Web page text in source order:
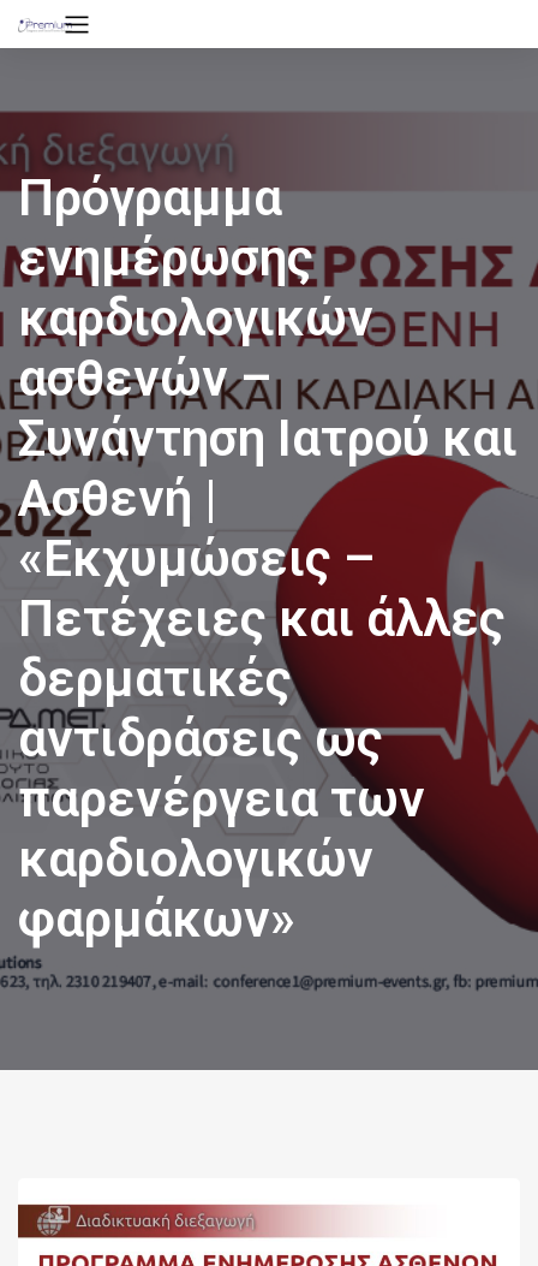
Πρόγραμμα
ενημέρωσης
καρδιολογικών
ασθενών –
Συνάντηση Ιατρού και
Ασθενή |
«Εκχυμώσεις –
Πετέχειες και άλλες
δερματικές
αντιδράσεις ως
παρενέργεια των
καρδιολογικών
φαρμάκων»